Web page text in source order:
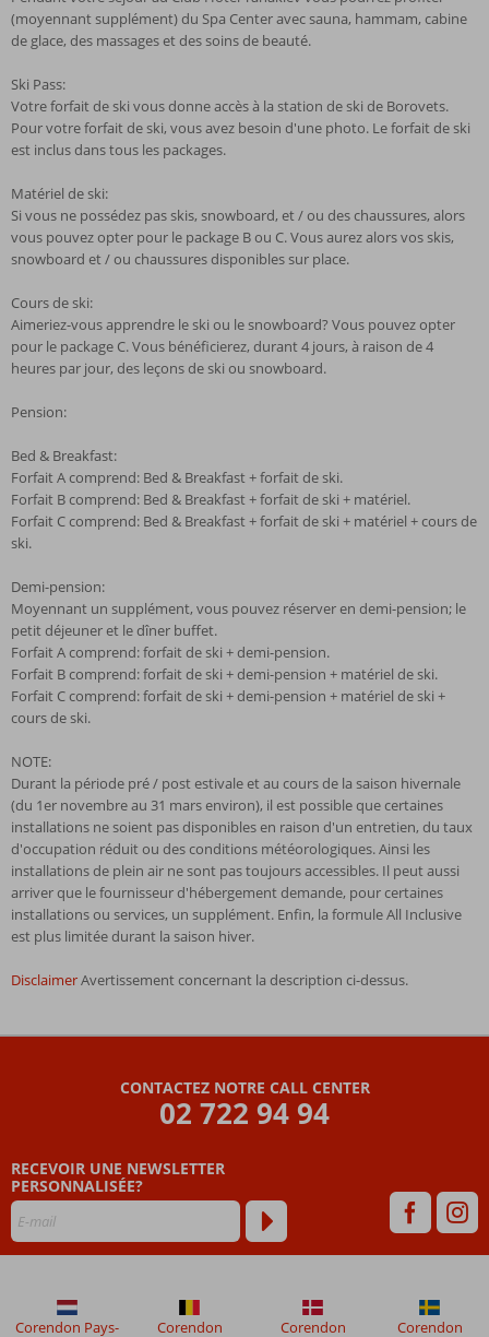
(moyennant supplément) du Spa Center avec sauna, hammam, cabine
de glace, des massages et des soins de beauté.
Ski Pass:
Votre forfait de ski vous donne accès à la station de ski de Borovets.
Pour votre forfait de ski, vous avez besoin d'une photo. Le forfait de ski
est inclus dans tous les packages.
Matériel de ski:
Si vous ne possédez pas skis, snowboard, et / ou des chaussures, alors
vous pouvez opter pour le package B ou C. Vous aurez alors vos skis,
snowboard et / ou chaussures disponibles sur place.
Cours de ski:
Aimeriez-vous apprendre le ski ou le snowboard? Vous pouvez opter
pour le package C. Vous bénéficierez, durant 4 jours, à raison de 4
heures par jour, des leçons de ski ou snowboard.
Pension:
Bed & Breakfast:
Forfait A comprend: Bed & Breakfast + forfait de ski.
Forfait B comprend: Bed & Breakfast + forfait de ski + matériel.
Forfait C comprend: Bed & Breakfast + forfait de ski + matériel + cours de
ski.
Demi-pension:
Moyennant un supplément, vous pouvez réserver en demi-pension; le
petit déjeuner et le dîner buffet.
Forfait A comprend: forfait de ski + demi-pension.
Forfait B comprend: forfait de ski + demi-pension + matériel de ski.
Forfait C comprend: forfait de ski + demi-pension + matériel de ski +
cours de ski.
NOTE:
Durant la période pré / post estivale et au cours de la saison hivernale
(du 1er novembre au 31 mars environ), il est possible que certaines
installations ne soient pas disponibles en raison d'un entretien, du taux
d'occupation réduit ou des conditions météorologiques. Ainsi les
installations de plein air ne sont pas toujours accessibles. Il peut aussi
arriver que le fournisseur d'hébergement demande, pour certaines
installations ou services, un supplément. Enfin, la formule All Inclusive
est plus limitée durant la saison hiver.
DisclaimerAvertissement concernant la description ci-dessus.
après
leur
séjour
dans
Yanakiev
CONTACTEZ NOTRE CALL CENTER
02 722 94 94
RECEVOIR UNE NEWSLETTER
PERSONNALISÉE?
Corendon Pays- Corendon Corendon Corendon